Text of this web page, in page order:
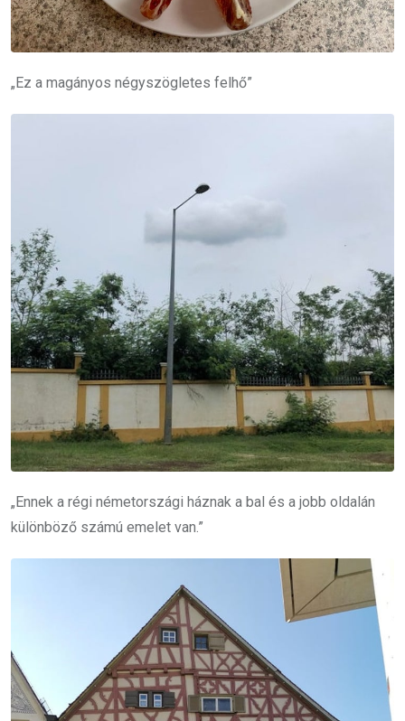
„Ez a magányos négyszögletes felhő”
„Ennek a régi németországi háznak a bal és a jobb oldalán
különböző számú emelet van.”